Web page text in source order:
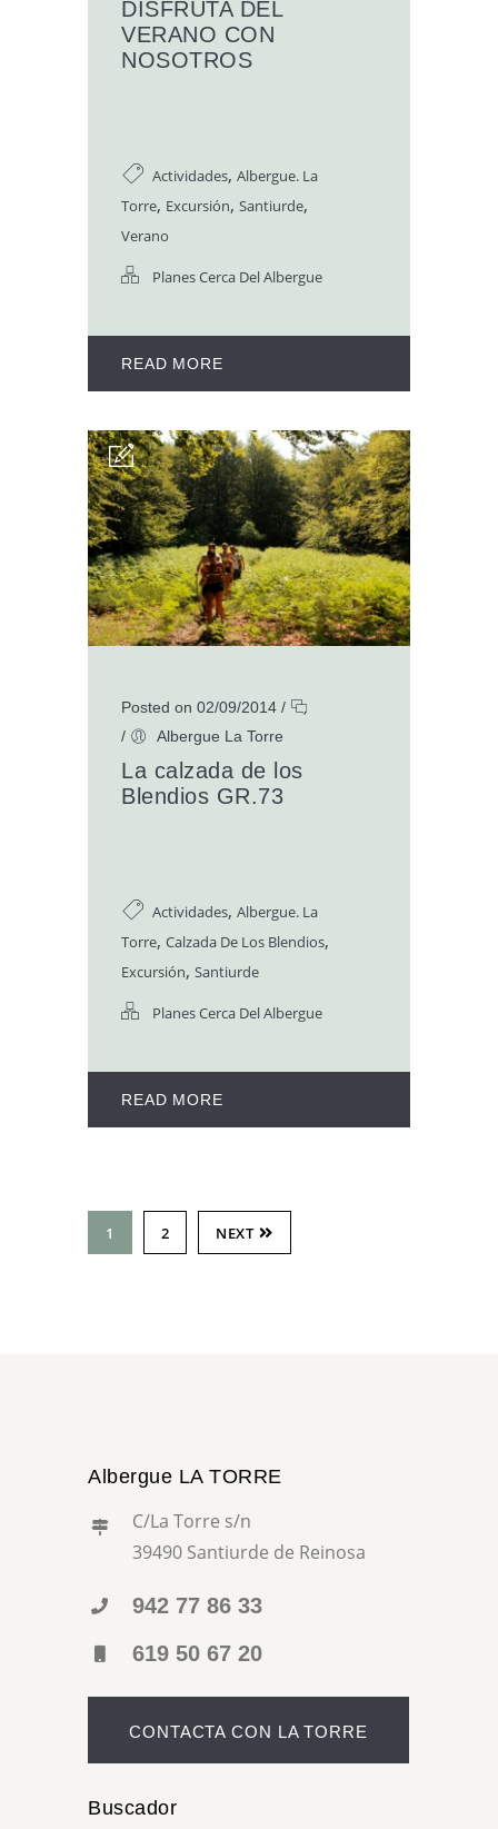
DISFRUTA DEL
VERANO CON
NOSOTROS
Actividades, Albergue. La
Torre, Excursión, Santiurde,
Verano
Planes Cerca Del Albergue
READ MORE
Posted on 02/09/2014 /
/
Albergue La Torre
La calzada de los
Blendios GR.73
Actividades, Albergue. La
Torre, Calzada De Los Blendios,
Excursión, Santiurde
Planes Cerca Del Albergue
READ MORE
1 2 NEXT
Albergue LA TORRE
C/La Torre s/n
39490 Santiurde de Reinosa
942 77 86 33
619 50 67 20
CONTACTA CON LA TORRE
Buscador